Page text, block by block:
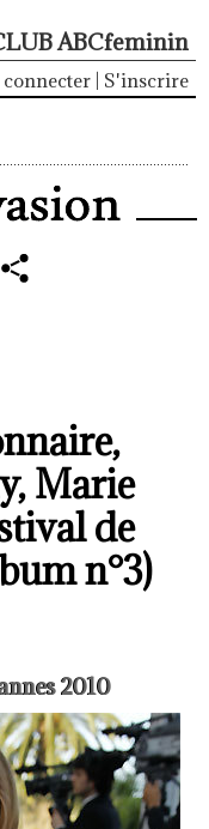
ABCfeminin
connecter S'inscrire
Marie
de
n°3)
2010